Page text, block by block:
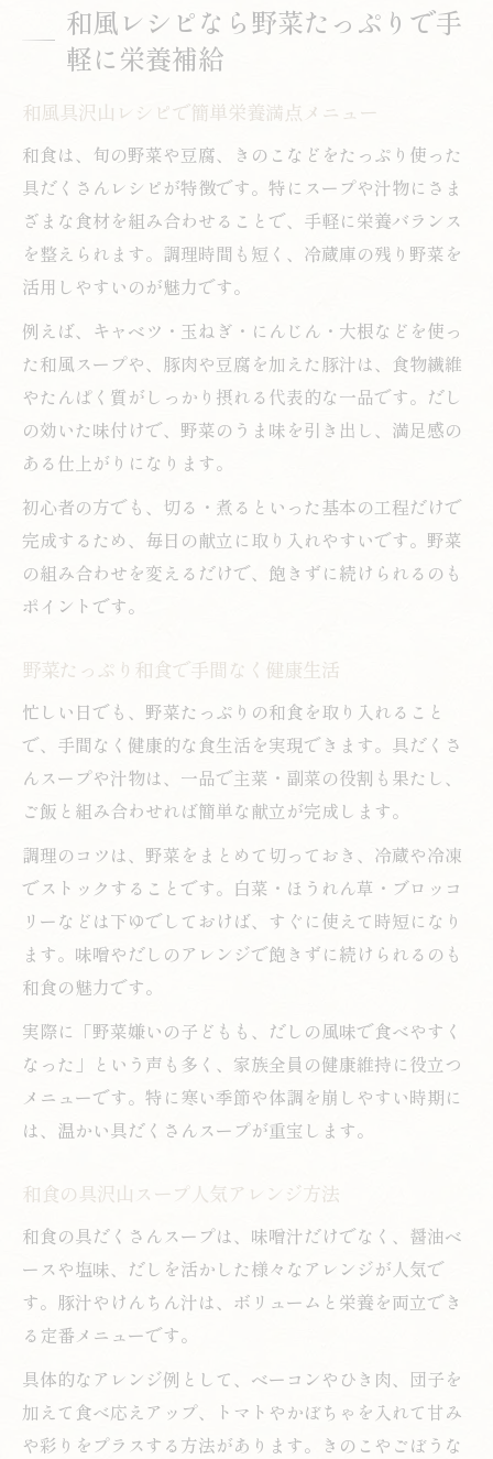
和風レシピなら野菜たっぷりで手
軽に栄養補給
和風具沢山レシピで簡単栄養満点メニュー
和食は、旬の野菜や豆腐、きのこなどをたっぷり使った
具だくさんレシピが特徴です。特にスープや汁物にさま
ざまな食材を組み合わせることで、手軽に栄養バランス
を整えられます。調理時間も短く、冷蔵庫の残り野菜を
活用しやすいのが魅力です。
例えば、キャベツ・玉ねぎ・にんじん・大根などを使っ
た和風スープや、豚肉や豆腐を加えた豚汁は、食物繊維
やたんぱく質がしっかり摂れる代表的な一品です。だし
の効いた味付けで、野菜のうま味を引き出し、満足感の
ある仕上がりになります。
初心者の方でも、切る・煮るといった基本の工程だけで
完成するため、毎日の献立に取り入れやすいです。野菜
の組み合わせを変えるだけで、飽きずに続けられるのも
ポイントです。
野菜たっぷり和食で手間なく健康生活
忙しい日でも、野菜たっぷりの和食を取り入れること
で、手間なく健康的な食生活を実現できます。具だくさ
んスープや汁物は、一品で主菜・副菜の役割も果たし、
ご飯と組み合わせれば簡単な献立が完成します。
調理のコツは、野菜をまとめて切っておき、冷蔵や冷凍
でストックすることです。白菜・ほうれん草・ブロッコ
リーなどは下ゆでしておけば、すぐに使えて時短になり
ます。味噌やだしのアレンジで飽きずに続けられるのも
和食の魅力です。
実際に「野菜嫌いの子どもも、だしの風味で食べやすく
なった」という声も多く、家族全員の健康維持に役立つ
メニューです。特に寒い季節や体調を崩しやすい時期に
は、温かい具だくさんスープが重宝します。
和食の具沢山スープ人気アレンジ方法
和食の具だくさんスープは、味噌汁だけでなく、醤油ベ
ースや塩味、だしを活かした様々なアレンジが人気で
す。豚汁やけんちん汁は、ボリュームと栄養を両立でき
る定番メニューです。
具体的なアレンジ例として、ベーコンやひき肉、団子を
加えて食べ応えアップ、トマトやかぼちゃを入れて甘み
や彩りをプラスする方法があります。きのこやごぼうな